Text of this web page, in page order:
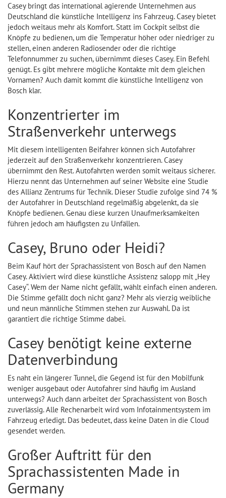
Casey bringt das international agierende Unternehmen aus
Deutschland die künstliche Intelligenz ins Fahrzeug. Casey bietet
jedoch weitaus mehr als Komfort. Statt im Cockpit selbst die
Knöpfe zu bedienen, um die Temperatur höher oder niedriger zu
stellen, einen anderen Radiosender oder die richtige
Telefonnummer zu suchen, übernimmt dieses Casey. Ein Befehl
genügt. Es gibt mehrere mögliche Kontakte mit dem gleichen
Vornamen? Auch damit kommt die künstliche Intelligenz von
Bosch klar.
Konzentrierter im
Straßenverkehr unterwegs
Mit diesem intelligenten Beifahrer können sich Autofahrer
jederzeit auf den Straßenverkehr konzentrieren. Casey
übernimmt den Rest. Autofahrten werden somit weitaus sicherer.
Hierzu nennt das Unternehmen auf seiner Website eine Studie
des Allianz Zentrums für Technik. Dieser Studie zufolge sind 74 %
der Autofahrer in Deutschland regelmäßig abgelenkt, da sie
Knöpfe bedienen. Genau diese kurzen Unaufmerksamkeiten
führen jedoch am häufigsten zu Unfällen.
Casey, Bruno oder Heidi?
Beim Kauf hört der Sprachassistent von Bosch auf den Namen
Casey. Aktiviert wird diese künstliche Assistenz salopp mit „Hey
Casey“. Wem der Name nicht gefällt, wählt einfach einen anderen.
Die Stimme gefällt doch nicht ganz? Mehr als vierzig weibliche
und neun männliche Stimmen stehen zur Auswahl. Da ist
garantiert die richtige Stimme dabei.
Casey benötigt keine externe
Datenverbindung
Es naht ein längerer Tunnel, die Gegend ist für den Mobilfunk
weniger ausgebaut oder Autofahrer sind häufig im Ausland
unterwegs? Auch dann arbeitet der Sprachassistent von Bosch
zuverlässig. Alle Rechenarbeit wird vom Infotainmentsystem im
Fahrzeug erledigt. Das bedeutet, dass keine Daten in die Cloud
gesendet werden.
Großer Auftritt für den
Sprachassistenten Made in
Germany